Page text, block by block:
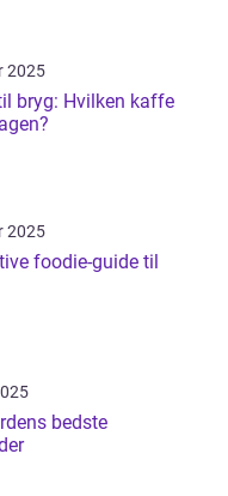
2025
bryg: Hvilken kaffe
2025
foodie-guide til
bedste